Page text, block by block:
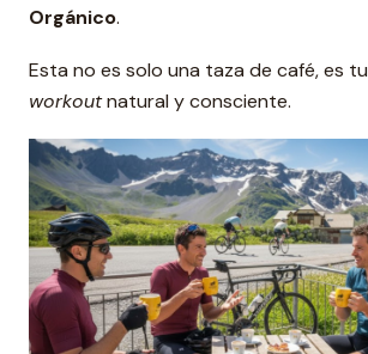
Orgánico.
Esta no es solo una taza de café, es
workoutnatural y consciente.